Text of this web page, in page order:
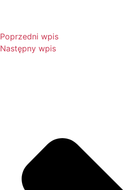
Poprzedni wpis
Następny wpis